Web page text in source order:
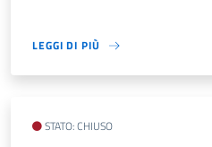
LEGGI DI PIÙ
STATO: CHIUSO